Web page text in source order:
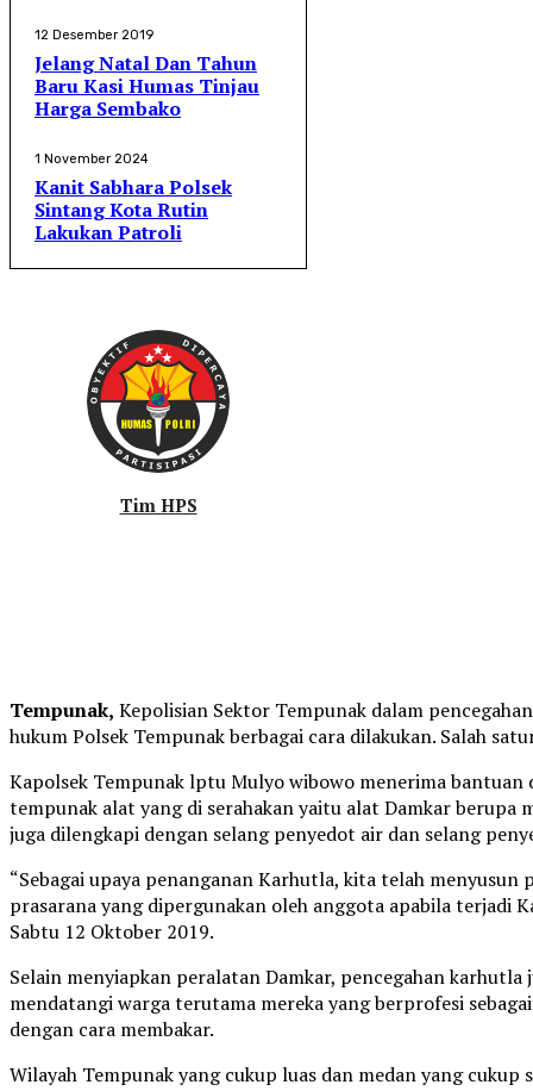
12 Desember 2019
Jelang Natal Dan Tahun
Baru Kasi Humas Tinjau
Harga Sembako
1 November 2024
Kanit Sabhara Polsek
Sintang Kota Rutin
Lakukan Patroli
Tim HPS
Tempunak, Kepolisian Sektor Tempunak dalam
hukum Polsek Tempunak berbagai cara dilakukan. Salah
Kapolsek Tempunak lptu Mulyo wibowo menerima bantuan
tempunak alat yang di serahakan yaitu alat Damkar berupa
juga dilengkapi dengan selang penyedot air dan selang
“Sebagai upaya penanganan Karhutla, kita telah menyusun
prasarana yang dipergunakan oleh anggota apabila terjadi
Sabtu 12 Oktober 2019.
Selain menyiapkan peralatan Damkar, pencegahan karhutla
mendatangi warga terutama mereka yang berprofesi
dengan cara membakar.
Wilayah Tempunak yang cukup luas dan medan yang